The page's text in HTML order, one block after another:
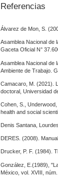
Referencias
Álvarez de Mon, S.
Asamblea Nacional de
Gaceta Oficial N°
Asamblea Nacional de
Ambiente de Trabajo.
Camacaro, M. (2021).
doctoral, Universidad
Cohen, S.,
health and social
Denis Santana,
DERES. (2008).
Drucker, P. F. (1984).
González, E.(1989),
México, vol. XVIII,